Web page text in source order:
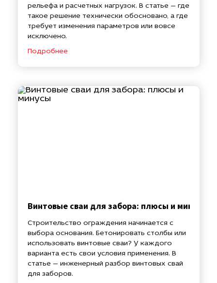
рельефа и расчетных нагрузок. В статье — где
такое решение технически обосновано, а где
требует изменения параметров или вовсе
исключено.
Подробнее
Винтовые сваи для забора: плюсы и минусы
Строительство ограждения начинается с
выбора основания. Бетонировать столбы или
использовать винтовые сваи? У каждого
варианта есть свои условия применения. В
статье — инженерный разбор винтовых свай
для заборов.